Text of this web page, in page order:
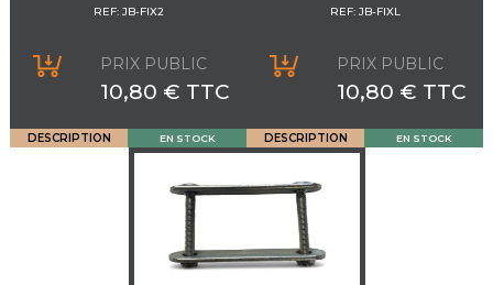
PINCEMENT
REF: JB-FIX2
PRIX PUBLIC
10,80 € TTC
DESCRIPTION EN STOCK
REF: JB-FIXL
PRIX PUBLIC
10,80 € TTC
DESCRIPTION EN STOCK